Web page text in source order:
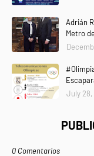
Adrián
Metro
July 28,
0 Comentarios